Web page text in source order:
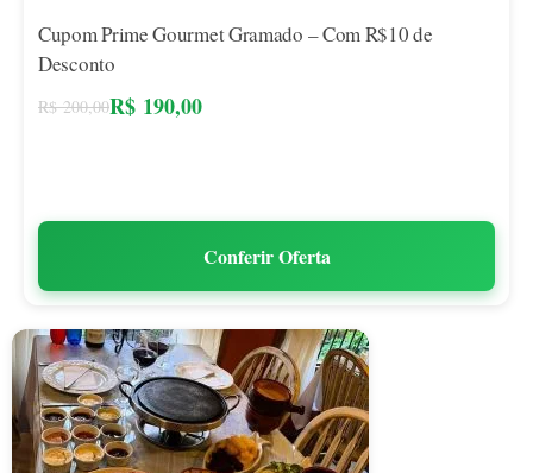
Cupom Prime Gourmet Gramado – Com R$10 de
Desconto
R$200,00R$ 190,00
Conferir Oferta